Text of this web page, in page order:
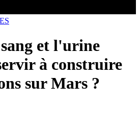
et l'urine
à construire
sur Mars ?